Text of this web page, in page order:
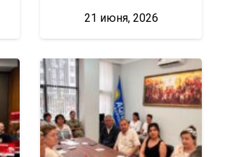
21 июня, 2026